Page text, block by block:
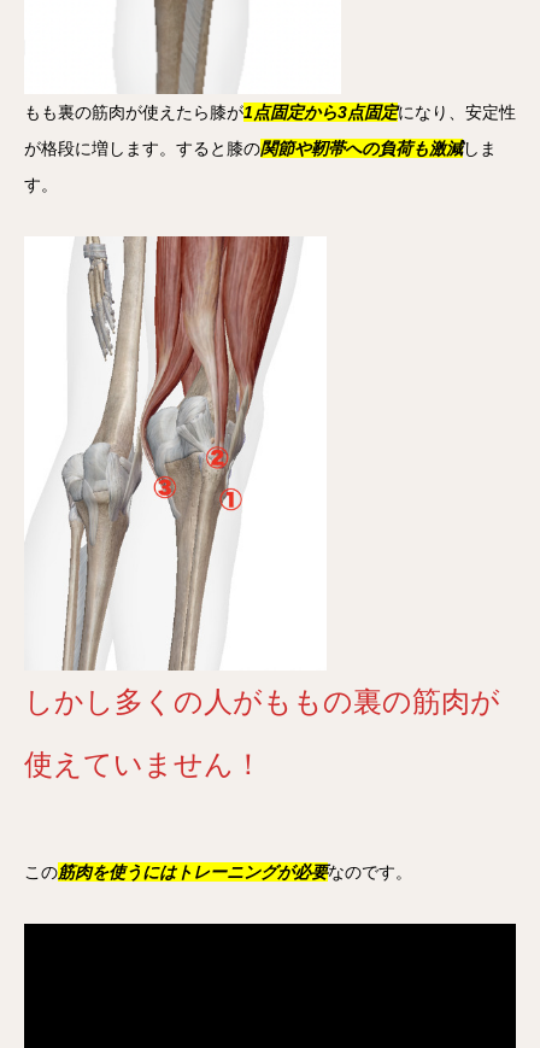
もも裏の筋肉が使えたら膝が1点固定から3点固定になり、安定性
が格段に増します。すると膝の関節や靭帯への負荷も激減しま
す。
しかし多くの人がももの裏の筋肉が
使えていません！
この筋肉を使うにはトレーニングが必要なのです。